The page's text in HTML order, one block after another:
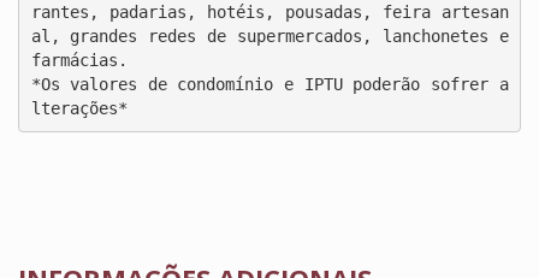
rantes, padarias, hotéis, pousadas, feira artesan
al, grandes redes de supermercados, lanchonetes e
farmácias.
*Os valores de condomínio e IPTU poderão sofrer a
lterações*